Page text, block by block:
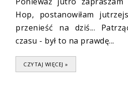
Hop, postanowiłam
przenieść na dziś...
czasu - był to na prawdę...
CZYTAJ WIĘCEJ »